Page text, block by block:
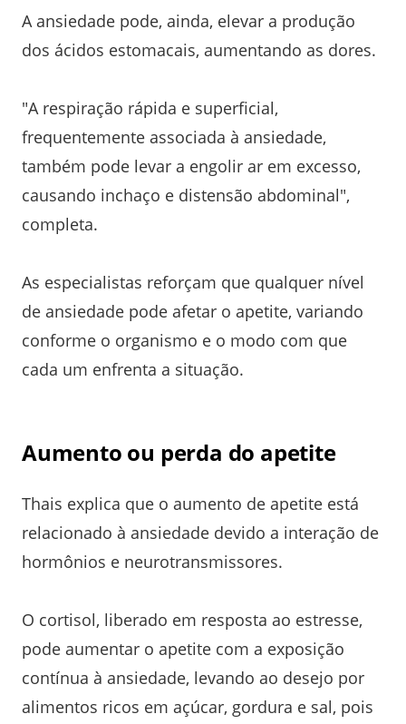
A ansiedade pode, ainda, elevar a produção
dos ácidos estomacais, aumentando as dores.
"A respiração rápida e superficial,
frequentemente associada à ansiedade,
também pode levar a engolir ar em excesso,
causando inchaço e distensão abdominal",
completa.
As especialistas reforçam que qualquer nível
de ansiedade pode afetar o apetite, variando
conforme o organismo e o modo com que
cada um enfrenta a situação.
Aumento ou perda do apetite
Thais explica que o aumento de apetite está
relacionado à ansiedade devido a interação de
hormônios e neurotransmissores.
O cortisol, liberado em resposta ao estresse,
pode aumentar o apetite com a exposição
contínua à ansiedade, levando ao desejo por
alimentos ricos em açúcar, gordura e sal, pois